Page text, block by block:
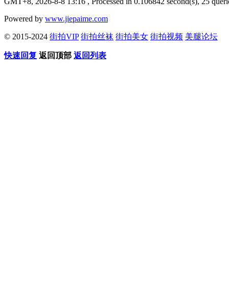
Powered by www.jiepaime.com
© 2015-2024 街拍VIP 街拍丝袜 街拍美女 街拍视频 美腿论坛
快速回复 返回顶部 返回列表